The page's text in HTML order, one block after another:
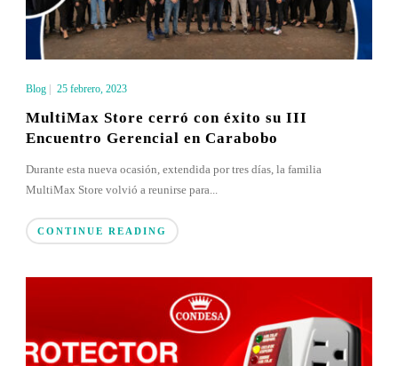
Blog| 25 febrero, 2023
MultiMax Store cerró con éxito su III
Encuentro Gerencial en Carabobo
Durante esta nueva ocasión, extendida por tres días, la familia
MultiMax Store volvió a reunirse para...
CONTINUE READING